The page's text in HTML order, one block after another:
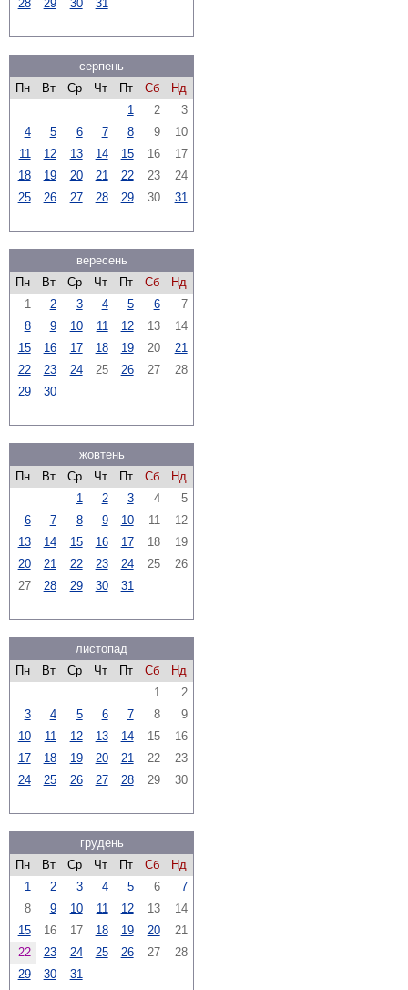
28 29 30 31
серпень
Пн
Вт Ср Чт Пт Сб
Нд
1
2
3
4
5 6 7 8 9
10
11
12 13 14 15 16
17
18
19 20 21 22 23
24
25
26 27 28 29 30 31
вересень
Пн
Вт Ср Чт Пт Сб
Нд
1
2 3 4 5 6
7
8
9 10 11 12 13
14
15
16 17 18 19 20
21
22
23 24 25 26 27
28
29
30
жовтень
Пн
Вт Ср Чт Пт Сб
Нд
1
2 3 4
5
6
7 8 9 10 11
12
13
14 15 16 17 18
19
20
21 22 23 24 25
26
27
28 29 30 31
листопад
Пн
Вт Ср Чт Пт Сб
Нд
1
2
3
4 5 6 7 8
9
10
11 12 13 14 15
16
17
18 19 20 21 22
23
24
25 26 27 28 29 30
грудень
Пн
Вт Ср Чт Пт Сб
Нд
1
2 3 4 5 6
7
8
9 10 11 12 13
14
15
16 17 18 19 20
21
22
23 24 25 26 27
28
29
30 31